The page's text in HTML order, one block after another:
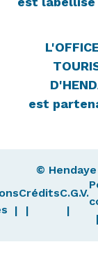
est
©
CréditsC.G.V.